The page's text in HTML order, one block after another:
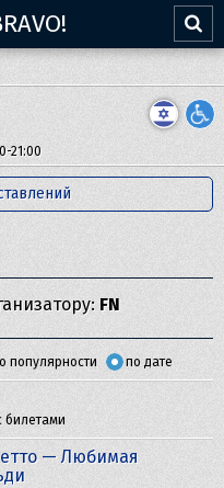
21:00
FN
популярности по дате
билетами
— Любимая